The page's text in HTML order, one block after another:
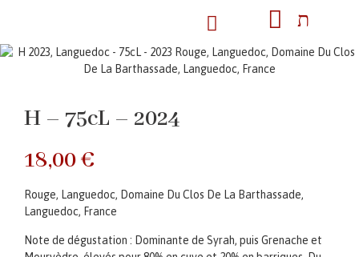
H – 75cL – 2024
18,00€
Rouge, Languedoc, Domaine Du Clos De La Barthassade,
Languedoc, France
Note de dégustation : Dominante de Syrah, puis Grenache et